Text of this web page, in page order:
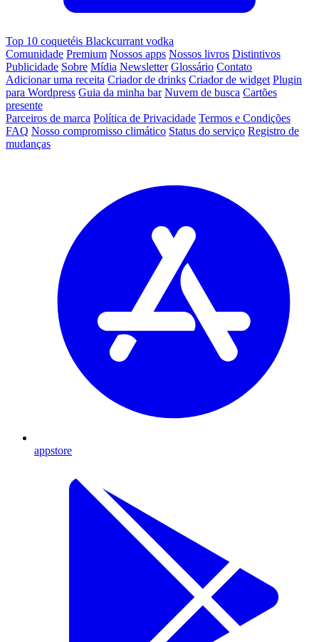
Top 10 coquetéis Blackcurrant vodka
Comunidade Premium Nossos apps Nossos livros Distintivos
Publicidade Sobre Mídia Newsletter Glossário Contato
Adicionar uma receita Criador de drinks Criador de widget Plugin
para Wordpress Guia da minha bar Nuvem de busca Cartões
presente
Parceiros de marca Política de Privacidade Termos e Condições
FAQ Nosso compromisso climático Status do serviço Registro de
mudanças
appstore